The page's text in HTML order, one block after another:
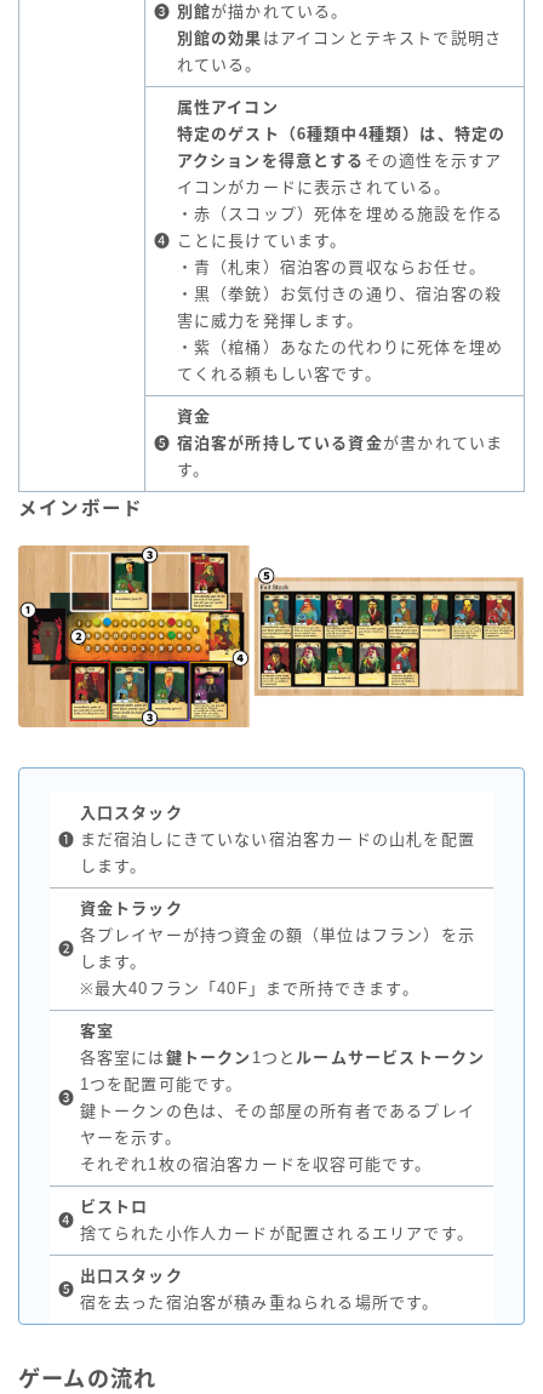
❸ 別館が描かれている。
別館の効果 はアイコンとテキストで説明さ
れている。
❹
属性アイコン
特定のゲスト（6種類中4種類）は、特定の
アクションを得意とする その適性を示すア
イコンがカードに表示されている。
・赤（スコップ）死体を埋める施設を作る
ことに長けています。
・青（札束）宿泊客の買収ならお任せ。
・黒（拳銃）お気付きの通り、宿泊客の殺
害に威力を発揮します。
・紫（棺桶）あなたの代わりに死体を埋め
てくれる頼もしい客です。
❺
資金
宿泊客が所持している資金が書かれていま
す。
メインボード
❶
入口スタック
まだ宿泊しにきていない宿泊客カードの山札を配置
します。
❷
資金トラック
各プレイヤーが持つ資金の額（単位はフラン）を示
します。
※最大40フラン「40F」まで所持できます。
❸
客室
各客室には 鍵トークン 1つとルームサービストークン
1つを配置可能です。
鍵トークンの色は、その部屋の所有者であるプレイ
ヤーを示す。
それぞれ1枚の宿泊客カードを収容可能です。
❹
ビストロ
捨てられた小作人カードが配置されるエリアです。
❺
出口スタック
宿を去った宿泊客が積み重ねられる場所です。
ゲームの流れ